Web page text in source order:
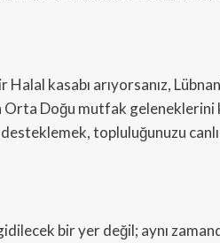
kasabı arıyorsanız,
Orta Doğu mutfak
topluluğunuzu
bir yer değil; aynı